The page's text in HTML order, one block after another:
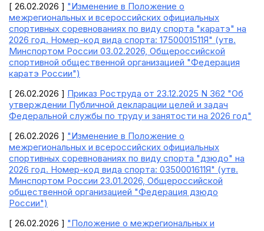
[ 26.02.2026 ] "Изменение в Положение о
межрегиональных и всероссийских официальных
спортивных соревнованиях по виду спорта "каратэ" на
2026 год. Номер-код вида спорта: 1750001511Я" (утв.
Минспортом России 03.02.2026, Общероссийской
спортивной общественной организацией "Федерация
каратэ России")
[ 26.02.2026 ] Приказ Роструда от 23.12.2025 N 362 "Об
утверждении Публичной декларации целей и задач
Федеральной службы по труду и занятости на 2026 год"
[ 26.02.2026 ] "Изменение в Положение о
межрегиональных и всероссийских официальных
спортивных соревнованиях по виду спорта "дзюдо" на
2026 год. Номер-код вида спорта: 0350001611Я" (утв.
Минспортом России 23.01.2026, Общероссийской
общественной организацией "Федерация дзюдо
России")
[ 26.02.2026 ] "Положение о межрегиональных и